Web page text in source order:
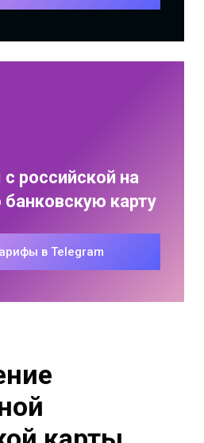
российской на
карту
в Telegram